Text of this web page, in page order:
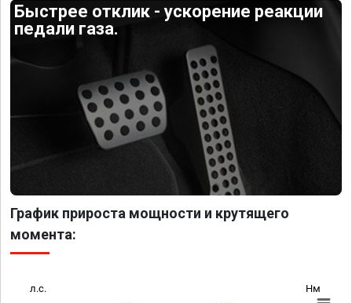
Быстрее отклик - ускорение реакции
педали газа.
График прироста мощности и крутящего
момента:
л.с. Нм